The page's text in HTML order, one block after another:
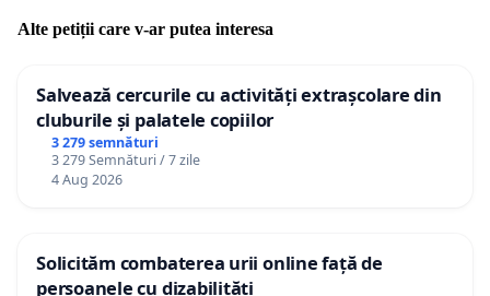
Alte petiții care v-ar putea interesa
Salvează cercurile cu activități extrașcolare din
cluburile și palatele copiilor
3 279 semnături
3 279 Semnături / 7 zile
4 Aug 2026
Solicităm combaterea urii online față de
persoanele cu dizabilități